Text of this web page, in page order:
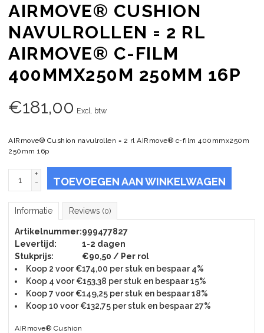
AIRMOVE® CUSHION
NAVULROLLEN = 2 RL
AIRMOVE® C-FILM
400MMX250M 250MM 16P
€181,00 Excl. btw
AIRmove® Cushion navulrollen = 2 rl AIRmove® c-film 400mmx250m
250mm 16p
+
-
TOEVOEGEN AAN WINKELWAGEN
Informatie Reviews (0)
Artikelnummer:999477827
Levertijd:
1-2 dagen
Stukprijs:
€90,50 / Per rol
Koop 2 voor €174,00 per stuk en bespaar 4%
Koop 4 voor €153,38 per stuk en bespaar 15%
Koop 7 voor €149,25 per stuk en bespaar 18%
Koop 10 voor €132,75 per stuk en bespaar 27%
AIRmove® Cushion